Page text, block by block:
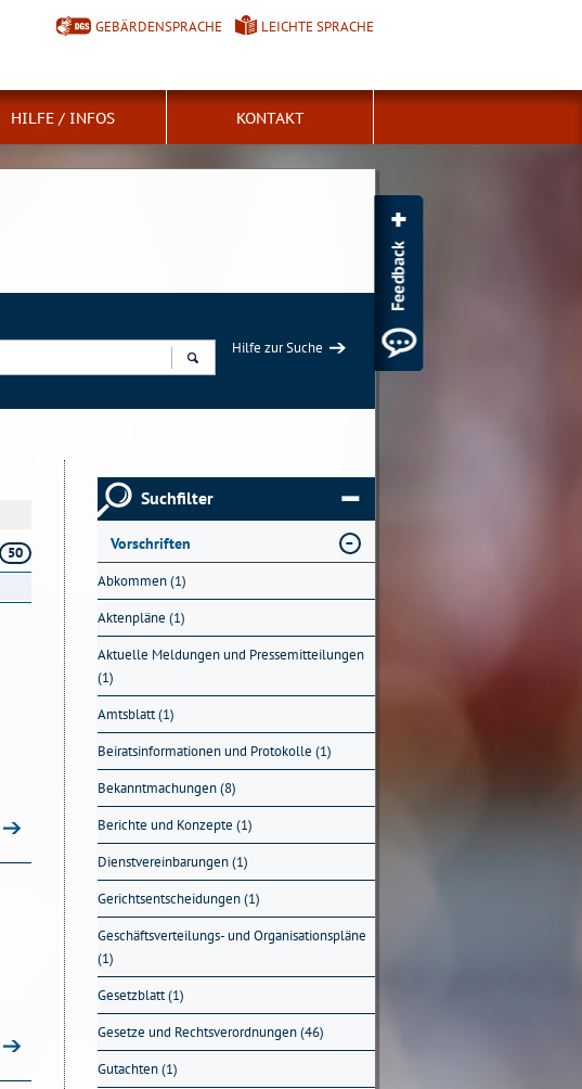
GEBÄRDENSPRACHE LEICHTE SPRACHE
HILFE / INFOS KONTAKT
Hilfe zur Suche
50
Suchfilter
Vorschriften
Abkommen (1)
Aktenpläne (1)
Aktuelle Meldungen und Pressemitteilungen
(1)
Amtsblatt (1)
Beiratsinformationen und Protokolle (1)
Bekanntmachungen (8)
Berichte und Konzepte (1)
Dienstvereinbarungen (1)
Gerichtsentscheidungen (1)
Geschäftsverteilungs- und Organisationspläne
(1)
Gesetzblatt (1)
Gesetze und Rechtsverordnungen (46)
Gutachten (1)